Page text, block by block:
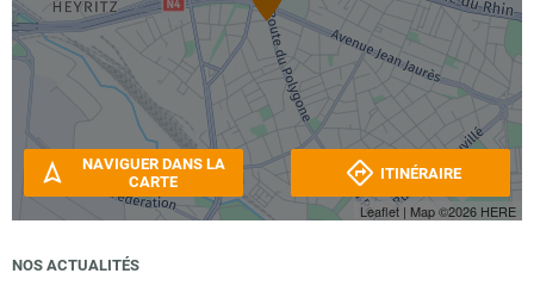
Leaflet | Map ©2026 HERE
NAVIGUER DANS LA
CARTE
ITINÉRAIRE
NOS ACTUALITÉS